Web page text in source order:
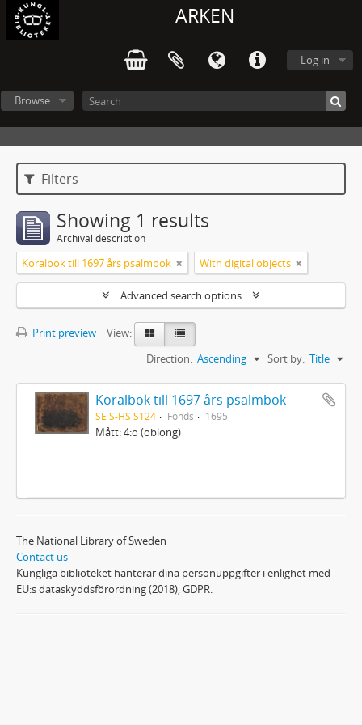
ARKEN
Log in
Browse
Filters
Showing 1 results
Archival description
Koralbok till 1697 års psalmbok With digital objects
Advanced search options
Print preview
View:
Sort by: Title
Direction: Ascending
Koralbok till 1697 års psalmbok
SE S-HS S124 Fonds 1695
Mått: 4:o (oblong)
The National Library of Sweden
Contact us
Kungliga biblioteket hanterar dina personuppgifter i enlighet med
EU:s dataskyddsförordning (2018), GDPR.